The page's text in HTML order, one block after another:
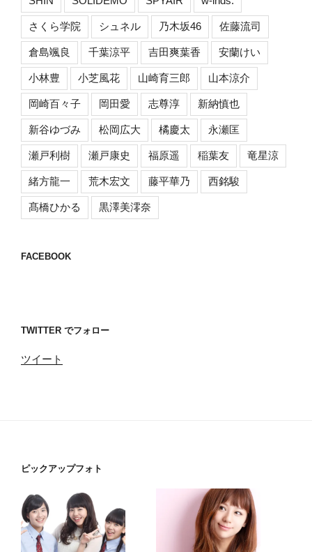
さくら学院 シュネル 乃木坂46 佐藤流司
倉島颯良 千葉涼平 吉田爽葉香 安蘭けい
小林豊 小芝風花 山崎育三郎 山本涼介
岡崎百々子 岡田愛 志尊淳 新納慎也
新谷ゆづみ 松岡広大 橘慶太 永瀬匡
瀬戸利樹 瀬戸康史 福原遥 稲葉友 竜星涼
緒方龍一 荒木宏文 藤平華乃 西銘駿
髙橋ひかる 黒澤美澪奈
FACEBOOK
TWITTER でフォロー
ツイート
ピックアップフォト